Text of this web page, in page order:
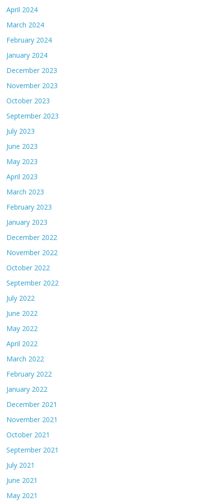
April 2024
March 2024
February 2024
January 2024
December 2023
November 2023
October 2023
September 2023
July 2023
June 2023
May 2023
April 2023
March 2023
February 2023
January 2023
December 2022
November 2022
October 2022
September 2022
July 2022
June 2022
May 2022
April 2022
March 2022
February 2022
January 2022
December 2021
November 2021
October 2021
September 2021
July 2021
June 2021
May 2021